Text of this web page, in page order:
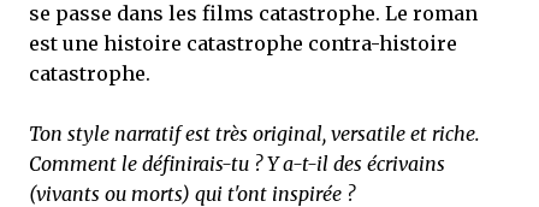
se passe dans les films catastrophe. Le roman
est une histoire catastrophe contra-histoire
catastrophe.
Ton style narratif est très original, versatile et riche.
Comment le définirais-tu ? Y a-t-il des écrivains
(vivants ou morts) qui t'ont inspirée ?